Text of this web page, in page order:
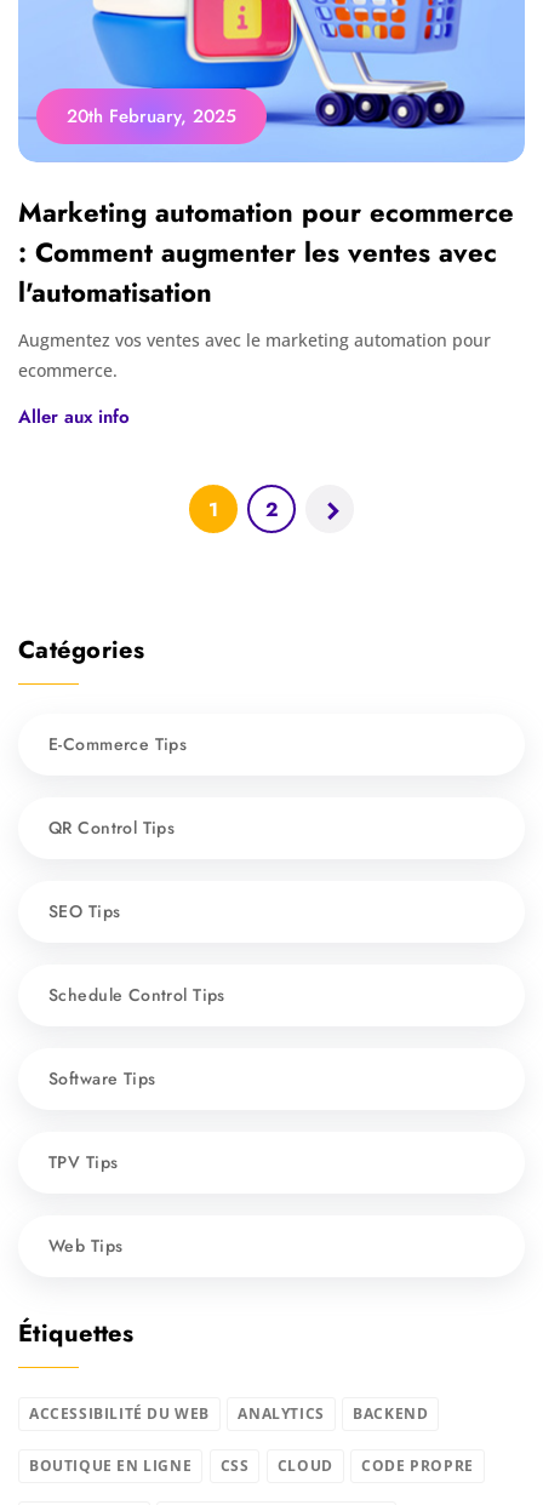
20th February, 2025
Marketing automation pour ecommerce
: Comment augmenter les ventes avec
l'automatisation
Augmentez vos ventes avec le marketing automation pour
ecommerce.
Aller aux info
1 2
Catégories
E-Commerce Tips
QR Control Tips
SEO Tips
Schedule Control Tips
Software Tips
TPV Tips
Web Tips
Étiquettes
ACCESSIBILITÉ DU WEB ANALYTICS BACKEND
BOUTIQUE EN LIGNE CSS CLOUD CODE PROPRE